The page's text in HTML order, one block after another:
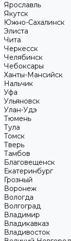
Ярославль
Якутск
Южно-Сахалинск
Элиста
Чита
Черкесск
Челябинск
Чебоксары
Ханты-Мансийск
Нальчик
Уфа
Ульяновск
Улан-Удэ
Тюмень
Тула
Томск
Тверь
Тамбов
Благовещенск
Екатеринбург
Грозный
Воронеж
Вологда
Волгоград
Владимир
Владикавказ
Владивосток